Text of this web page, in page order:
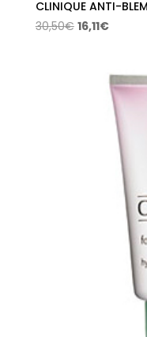
CLINIQUE ANTI-
30,50€ El
30,50€.
16,11€El
es:
16,11€.